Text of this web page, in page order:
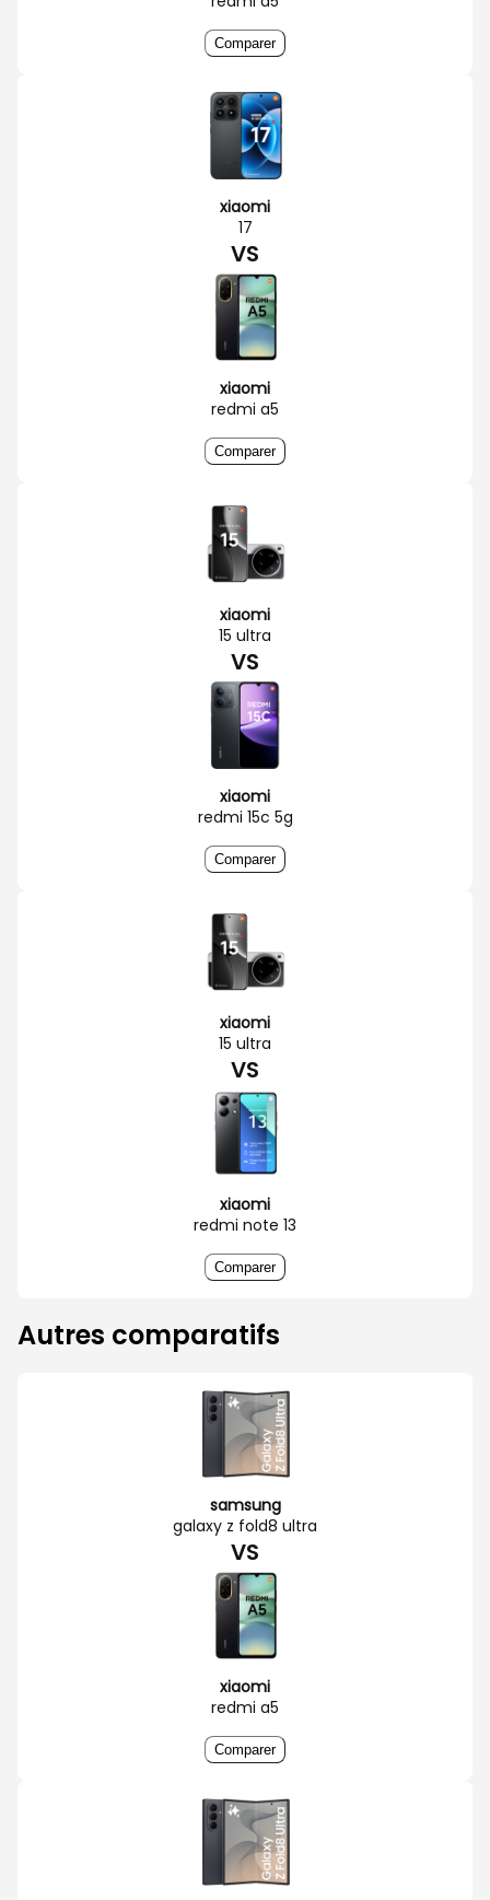
Comparer
xiaomi
17
VS
xiaomi
redmi a5
Comparer
xiaomi
15 ultra
VS
xiaomi
redmi 15c 5g
Comparer
xiaomi
15 ultra
VS
xiaomi
redmi note 13
Comparer
Autres comparatifs
samsung
galaxy z fold8 ultra
VS
xiaomi
redmi a5
Comparer